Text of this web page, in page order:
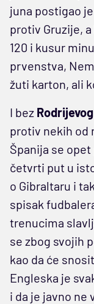
juna postigao
protiv Gruzije,
120 i kusur
prvenstva,
žuti karton, ali
I bez Rodrijevog
protiv nekih od
Španija se
četvrti put u
o Gibraltaru i
spisak
trenucima
se zbog svojih
kao da će
Engleska je
i da je javno ne